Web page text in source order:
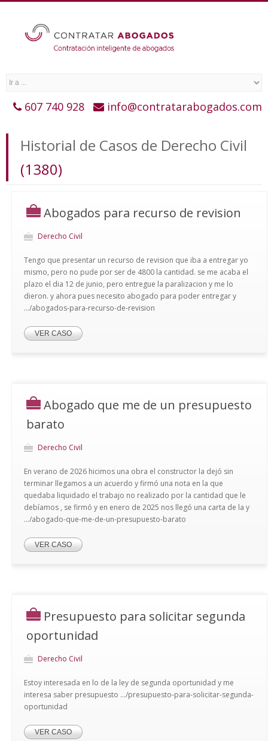
607 740 928 info@contratarabogados.com
Historial de Casos de Derecho Civil
(1380)
Abogados para recurso de revision
Derecho Civil
Tengo que presentar un recurso de revision que iba a entregar yo
mismo, pero no pude por ser de 4800 la cantidad. se me acaba el
plazo el dia 12 de junio, pero entregue la paralizacion y me lo
dieron. y ahora pues necesito abogado para poder entregar y
.../abogados-para-recurso-de-revision
VER CASO
Abogado que me de un presupuesto
barato
Derecho Civil
En verano de 2026 hicimos una obra el constructor la dejó sin
terminar llegamos a un acuerdo y firmó una nota en la que
quedaba liquidado el trabajo no realizado por la cantidad que le
debíamos , se firmó y en enero de 2025 nos llegó una carta de la y
.../abogado-que-me-de-un-presupuesto-barato
VER CASO
Presupuesto para solicitar segunda
oportunidad
Derecho Civil
Estoy interesada en lo de la ley de segunda oportunidad y me
interesa saber presupuesto .../presupuesto-para-solicitar-segunda-
oportunidad
VER CASO